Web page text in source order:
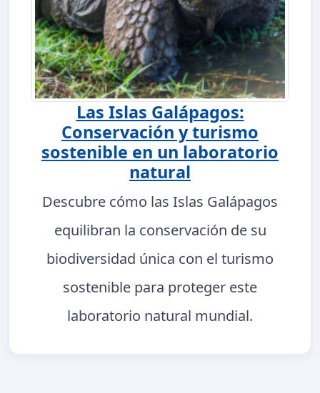
Las Islas Galápagos:
Conservación y turismo
sostenible en un laboratorio
natural
Descubre cómo las Islas Galápagos
equilibran la conservación de su
biodiversidad única con el turismo
sostenible para proteger este
laboratorio natural mundial.